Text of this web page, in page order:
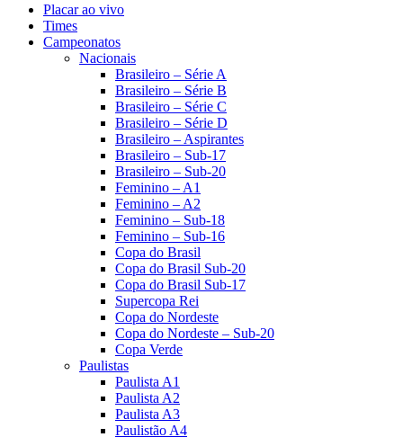
Placar ao vivo
Times
Campeonatos
Nacionais
Brasileiro – Série A
Brasileiro – Série B
Brasileiro – Série C
Brasileiro – Série D
Brasileiro – Aspirantes
Brasileiro – Sub-17
Brasileiro – Sub-20
Feminino – A1
Feminino – A2
Feminino – Sub-18
Feminino – Sub-16
Copa do Brasil
Copa do Brasil Sub-20
Copa do Brasil Sub-17
Supercopa Rei
Copa do Nordeste
Copa do Nordeste – Sub-20
Copa Verde
Paulistas
Paulista A1
Paulista A2
Paulista A3
Paulistão A4